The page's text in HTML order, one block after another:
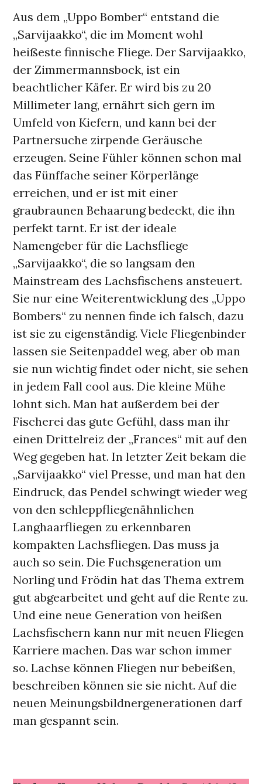
Aus dem „Uppo Bomber“ entstand die
„Sarvijaakko“, die im Moment wohl
heißeste finnische Fliege. Der Sarvijaakko,
der Zimmermannsbock, ist ein
beachtlicher Käfer. Er wird bis zu 20
Millimeter lang, ernährt sich gern im
Umfeld von Kiefern, und kann bei der
Partnersuche zirpende Geräusche
erzeugen. Seine Fühler können schon mal
das Fünffache seiner Körperlänge
erreichen, und er ist mit einer
graubraunen Behaarung bedeckt, die ihn
perfekt tarnt. Er ist der ideale
Namengeber für die Lachsfliege
„Sarvijaakko“, die so langsam den
Mainstream des Lachsfischens ansteuert.
Sie nur eine Weiterentwicklung des „Uppo
Bombers“ zu nennen finde ich falsch, dazu
ist sie zu eigenständig. Viele Fliegenbinder
lassen sie Seitenpaddel weg, aber ob man
sie nun wichtig findet oder nicht, sie sehen
in jedem Fall cool aus. Die kleine Mühe
lohnt sich. Man hat außerdem bei der
Fischerei das gute Gefühl, dass man ihr
einen Drittelreiz der „Frances“ mit auf den
Weg gegeben hat. In letzter Zeit bekam die
„Sarvijaakko“ viel Presse, und man hat den
Eindruck, das Pendel schwingt wieder weg
von den schleppfliegenähnlichen
Langhaarfliegen zu erkennbaren
kompakten Lachsfliegen. Das muss ja
auch so sein. Die Fuchsgeneration um
Norling und Frödin hat das Thema extrem
gut abgearbeitet und geht auf die Rente zu.
Und eine neue Generation von heißen
Lachsfischern kann nur mit neuen Fliegen
Karriere machen. Das war schon immer
so. Lachse können Fliegen nur bebeißen,
beschreiben können sie sie nicht. Auf die
neuen Meinungsbildnergenerationen darf
man gespannt sein.